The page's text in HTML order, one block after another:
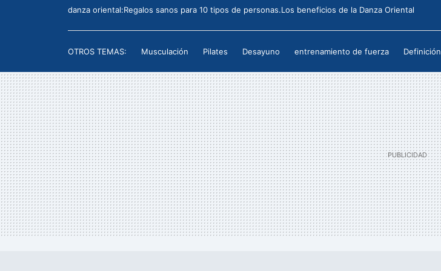
danza oriental:Regalos sanos para 10 tipos de personas.Los beneficios de la Danza Oriental
OTROS TEMAS: Musculación Pilates Desayuno entrenamiento de fuerza Definición